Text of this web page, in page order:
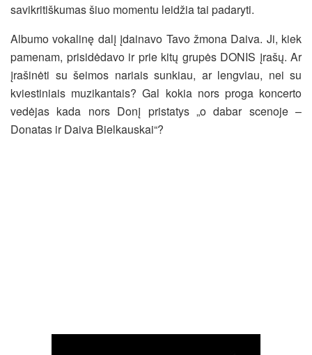
savikritiškumas šiuo momentu leidžia tai padaryti.
Albumo vokalinę dalį įdainavo Tavo žmona Daiva. Ji, kiek
pamenam, prisidėdavo ir prie kitų grupės DONIS įrašų. Ar
įrašinėti su šeimos nariais sunkiau, ar lengviau, nei su
kviestiniais muzikantais? Gal kokia nors proga koncerto
vedėjas kada nors Donį pristatys „o dabar scenoje –
Donatas ir Daiva Bielkauskai“?